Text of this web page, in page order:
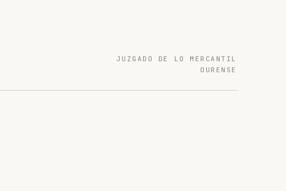
JUZGADO DE LO MERCANTIL
OURENSE